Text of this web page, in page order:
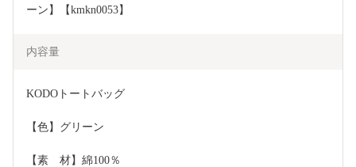
ーン】【kmkn0053】
内容量
KODOトートバッグ
【色】グリーン
【素　材】綿100％